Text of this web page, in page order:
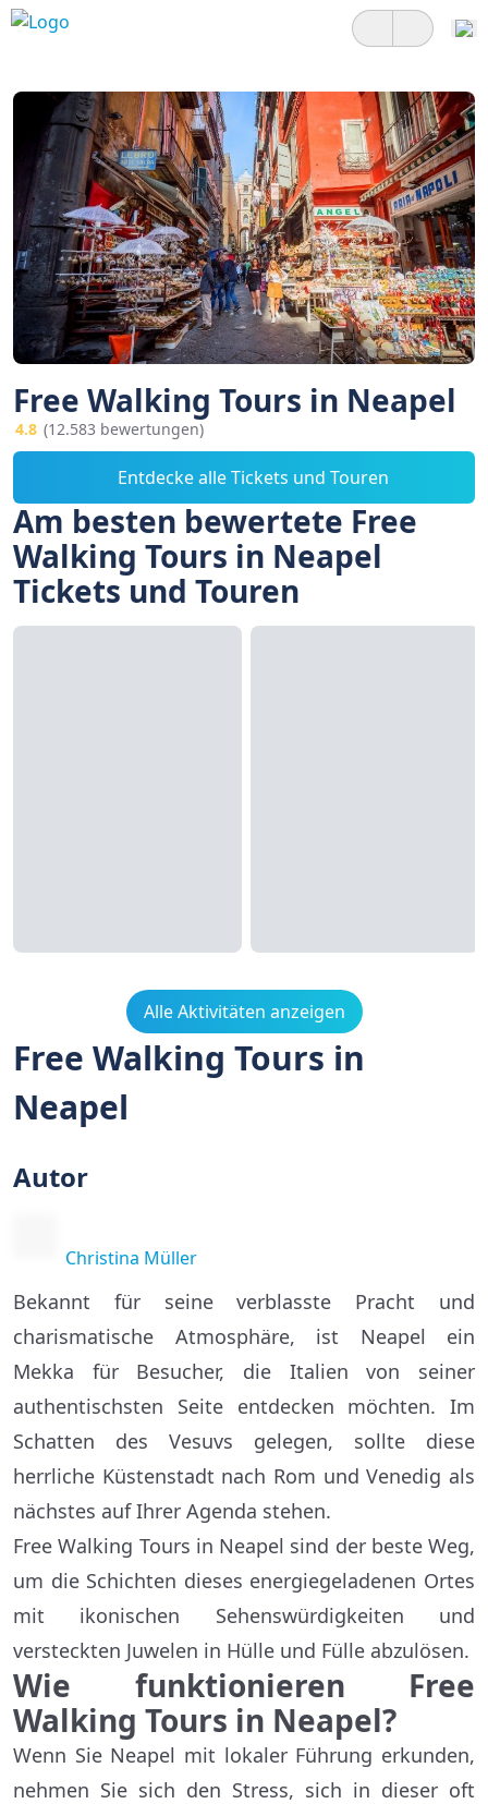
Free Walking Tours in Neapel
4.8 (12.583 bewertungen)
Entdecke alle Tickets und Touren
Am besten bewertete Free
Walking Tours in Neapel
Tickets und Touren
Alle Aktivitäten anzeigen
Free Walking Tours in
Neapel
Autor
Christina Müller
Bekannt für seine verblasste Pracht und
charismatische Atmosphäre, ist Neapel ein
Mekka für Besucher, die Italien von seiner
authentischsten Seite entdecken möchten. Im
Schatten des Vesuvs gelegen, sollte diese
herrliche Küstenstadt nach Rom und Venedig als
nächstes auf Ihrer Agenda stehen.
Free Walking Tours in Neapel sind der beste Weg,
um die Schichten dieses energiegeladenen Ortes
mit ikonischen Sehenswürdigkeiten und
versteckten Juwelen in Hülle und Fülle abzulösen.
Wie funktionieren Free
Walking Tours in Neapel?
Wenn Sie Neapel mit lokaler Führung erkunden,
nehmen Sie sich den Stress, sich in dieser oft